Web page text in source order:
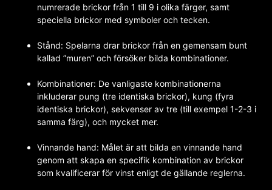
numrerade brickor från 1 till 9 i olika färger, samt
speciella brickor med symboler och tecken.
Stånd: Spelarna drar brickor från en gemensam bunt
kallad ”muren” och försöker bilda kombinationer.
Kombinationer: De vanligaste kombinationerna
inkluderar pung (tre identiska brickor), kung (fyra
identiska brickor), sekvenser av tre (till exempel 1-2-3 i
samma färg), och mycket mer.
Vinnande hand: Målet är att bilda en vinnande hand
genom att skapa en specifik kombination av brickor
som kvalificerar för vinst enligt de gällande reglerna.